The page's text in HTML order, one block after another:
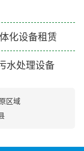
化设备租赁
水处理设备
区域